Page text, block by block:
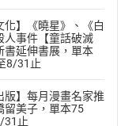
化】《曉星》、《白
人事件【童話破滅
書延伸書展，單本
8/31止
版】每月漫畫名家推
留美子，單本75
31止